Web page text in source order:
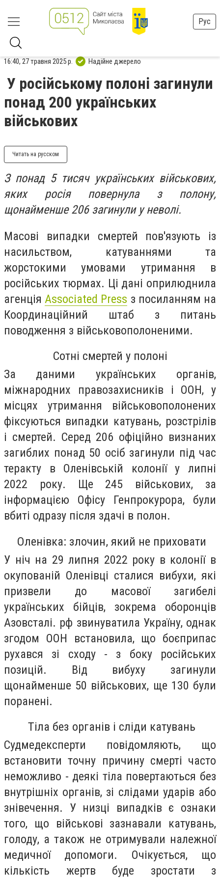
Рус
16:40, 27 травня 2025 р. Надійне джерело
У російському полоні загинули
понад 200 українських
військових
Читать на русском
З понад 5 тисяч українських військових,
яких росія повернула з полону,
щонайменше 206 загинули у неволі.
Масові випадки смертей пов'язують із
насильством, катуваннями та
жорстокими умовами утримання в
російських тюрмах. Ці дані оприлюднила
агенція Associated Press з посиланням на
Координаційний штаб з питань
поводження з військовополоненими.
Сотні смертей у полоні
За даними українських органів,
міжнародних правозахисників і ООН, у
місцях утримання військовополонених
фіксуються випадки катувань, розстрілів
і смертей. Серед 206 офіційно визнаних
загиблих понад 50 осіб загинули під час
теракту в Оленівській колонії у липні
2022 року. Ще 245 військових, за
інформацією Офісу Генпрокурора, були
вбиті одразу після здачі в полон.
Оленівка: злочин, який не приховати
У ніч на 29 липня 2022 року в колонії в
окупованій Оленівці сталися вибухи, які
призвели до масової загибелі
українських бійців, зокрема оборонців
Азовсталі. рф звинуватила Україну, однак
згодом ООН встановила, що боєприпас
рухався зі сходу - з боку російських
позицій. Від вибуху загинули
щонайменше 50 військових, ще 130 були
поранені.
Тіла без органів і сліди катувань
Судмедексперти повідомляють, що
встановити точну причину смерті часто
неможливо - деякі тіла повертаються без
внутрішніх органів, зі слідами ударів або
знівечення. У низці випадків є ознаки
того, що військові зазнавали катувань,
голоду, а також не отримували належної
медичної допомоги. Очікується, що
кількість жертв буде зростати з